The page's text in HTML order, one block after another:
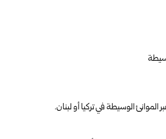
الوسيطة في تركيا أو لبنان.